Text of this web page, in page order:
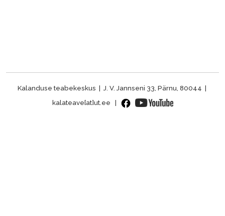
Kalanduse teabekeskus | J. V. Jannseni 33, Pärnu, 80044 |
kalateave[at]ut.ee |